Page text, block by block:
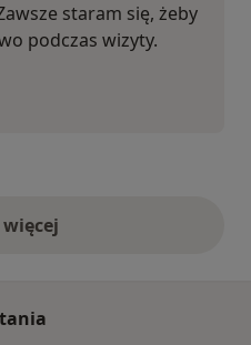
staram się, żeby
podczas wizyty.
więcej
opinie powyżej